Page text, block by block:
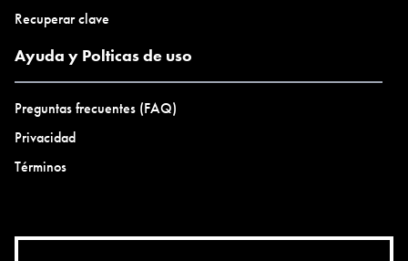
Recuperar clave
Ayuda y Polticas de uso
Preguntas frecuentes (FAQ)
Privacidad
Términos